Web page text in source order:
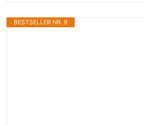
BESTSELLER NR. 9